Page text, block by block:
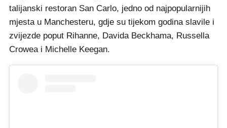
talijanski restoran San Carlo, jedno od najpopularnijih
mjesta u Manchesteru, gdje su tijekom godina slavile i
zvijezde poput Rihanne, Davida Beckhama, Russella
Crowea i Michelle Keegan.